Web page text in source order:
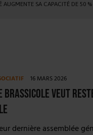
AUGMENTE SA CAPACITÉ DE 50 %
LE MARCHÉ [ÉTUDE]
MARTIN
PAR LES NO/LOW
ALUMINIUM
SEMESTRE
16 MARS 2026
brassicole veut
dernière assemblée